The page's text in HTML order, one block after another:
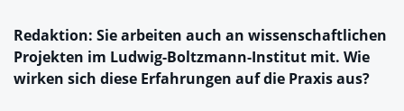
Redaktion: Sie arbeiten auch an wissenschaftlichen
Projekten im Ludwig-Boltzmann-Institut mit. Wie
wirken sich diese Erfahrungen auf die Praxis aus?